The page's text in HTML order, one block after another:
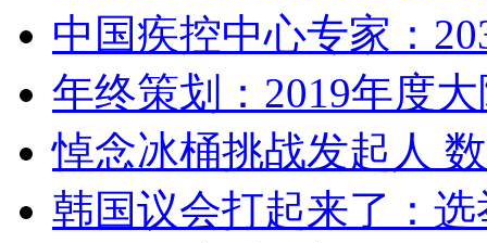
中国疾控中心专家：
年终策划：2019年度
悼念冰桶挑战发起人
韩国议会打起来了：